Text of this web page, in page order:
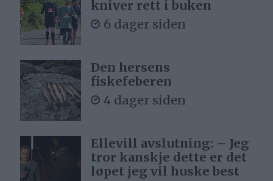
kniver rett i buken
6 dager siden
Den hersens
fiskefeberen
4 dager siden
Ellevill avslutning: – Jeg
tror kanskje dette er det
løpet jeg vil huske best